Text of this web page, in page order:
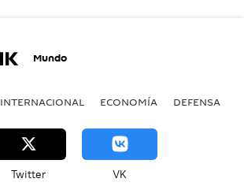
Mundo
INTERNACIONAL ECONOMÍA DEFENSA
Twitter VK